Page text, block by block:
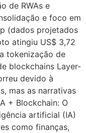
de RWAs e
e foco em
(dados projetados
atingiu US$ 3,72
tokenização de
blockchains Layer-
devido à
mas as narrativas
+ Blockchain: O
artificial (IA)
como finanças,